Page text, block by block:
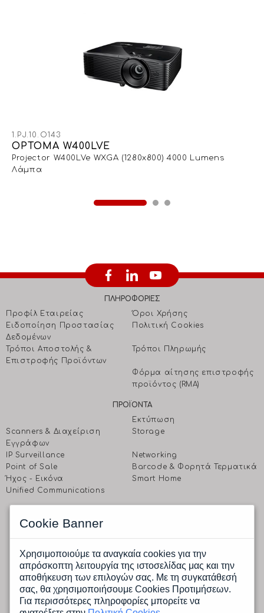
1.PJ.10.O143
OPTOMA W400LVE
Projector W400LVe WXGA (1280x800) 4000 Lumens
Λάμπα
ΠΛΗΡΟΦΟΡΙΕΣ
Προφίλ Εταιρείας
Όροι Χρήσης
Ειδοποίηση Προστασίας
Δεδομένων
Πολιτική Cookies
Τρόποι Αποστολής &
Επιστροφής Προϊόντων
Τρόποι Πληρωμής
Φόρμα αίτησης επιστροφής
προϊόντος (RMA)
ΠΡΟΪΟΝΤΑ
Εκτύπωση
Scanners & Διαχείριση
Eγγράφων
Storage
IP Surveillance
Networking
Point of Sale
Barcode & Φορητά Τερματικά
Ήχος - Εικόνα
Smart Home
Unified Communications
Ραφαηλίδη 1 & Αγρινίου, 177 78 Ταύρος, Αθήνα
Δευτέρα έως Παρασκευή: 9.00 πμ -17.00 μμ
Tηλ.: (+30) 210 4805800
Fax.: (+30) 210 4805801
Email:
info@cpi.gr
Cookie Banner
Χρησιμοποιούμε τα αναγκαία cookies για την
απρόσκοπτη λειτουργία της ιστοσελίδας μας και την
αποθήκευση των επιλογών σας. Με τη συγκατάθεσή
σας, θα χρησιμοποιήσουμε Cookies Προτιμήσεων.
Για περισσότερες πληροφορίες μπορείτε να